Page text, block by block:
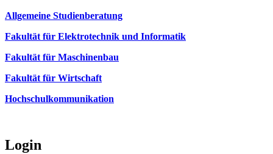
Allgemeine Studienberatung
Fakultät für Elektrotechnik und Informatik
Fakultät für Maschinenbau
Fakultät für Wirtschaft
Hochschulkommunikation
Login